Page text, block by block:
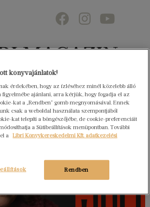
az olvasókig
könyvajánlatok!
érdekében, hogy az ízléséhez minél közelebb álló
ajánlani, arra kérjük, hogy fogadja el az
kat a „Rendben” gomb megnyomásával. Ennek
csak a weboldal használata szempontjából
kat telepíti a böngészőjébe, de cookie-preferenciáit
a Sütibeállítások menüpontban. További
a
Libri Könyvkereskedelmi Kft. adatkezelési
Rendben